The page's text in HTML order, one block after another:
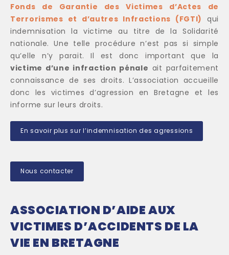
Fonds de Garantie des Victimes d’Actes de
Terrorismes et d’autres Infractions (FGTI) qui
indemnisation la victime au titre de la Solidarité
nationale. Une telle procédure n’est pas si simple
qu’elle n’y parait. Il est donc important que la
victime d’une infraction pénale ait parfaitement
connaissance de ses droits. L’association accueille
donc les victimes d’agression en Bretagne et les
informe sur leurs droits.
En savoir plus sur l’indemnisation des agressions
Nous contacter
ASSOCIATION D’AIDE AUX
VICTIMES D’ACCIDENTS DE LA
VIE EN BRETAGNE